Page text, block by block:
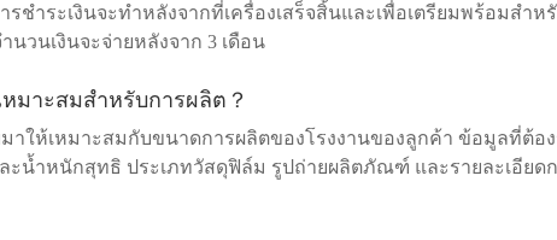
ชำระเงินจะทำหลังจากที่เครื่องเสร็จสิ้นและเพื่อเตรียมพร้อมสำ
วนเงินจะจ่ายหลังจาก 3 เดือน
มาะสมสำหรับการผลิต？
ให้เหมาะสมกับขนาดการผลิตของโรงงานของลูกค้า ข้อมูลที่ต้อ
ละน้ำหนักสุทธิ ประเภทวัสดุฟิล์ม รูปถ่ายผลิตภัณฑ์ และรายละเอีย